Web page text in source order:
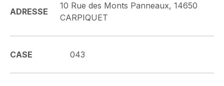
ADRESSE
10 Rue des Monts Panneaux, 14650
CARPIQUET
CASE 043